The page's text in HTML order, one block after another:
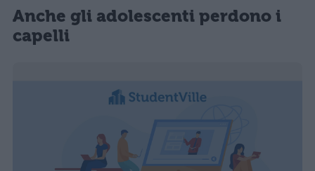
Anche gli adolescenti perdono i
capelli